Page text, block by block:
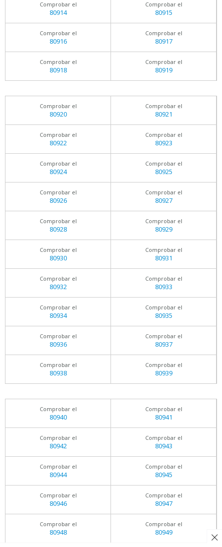
Comprobar el
80914
Comprobar el
80915
Comprobar el
80916
Comprobar el
80917
Comprobar el
80918
Comprobar el
80919
Comprobar el
80920
Comprobar el
80921
Comprobar el
80922
Comprobar el
80923
Comprobar el
80924
Comprobar el
80925
Comprobar el
80926
Comprobar el
80927
Comprobar el
80928
Comprobar el
80929
Comprobar el
80930
Comprobar el
80931
Comprobar el
80932
Comprobar el
80933
Comprobar el
80934
Comprobar el
80935
Comprobar el
80936
Comprobar el
80937
Comprobar el
80938
Comprobar el
80939
Comprobar el
80940
Comprobar el
80941
Comprobar el
80942
Comprobar el
80943
Comprobar el
80944
Comprobar el
80945
Comprobar el
80946
Comprobar el
80947
Comprobar el
80948
Comprobar el
80949